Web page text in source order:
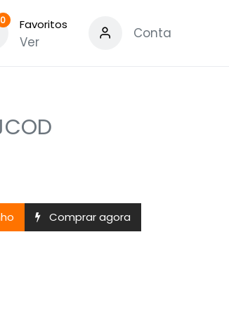
0 Favoritos
Ver
Conta
Comprar agora